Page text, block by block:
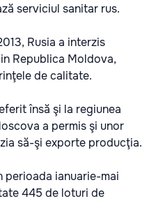
serviciul sanitar rus.
Rusia a interzis
Republica Moldova,
de calitate.
însă şi la regiunea
a permis şi unor
să-şi exporte producţia.
ianuarie-mai
445 de loturi de